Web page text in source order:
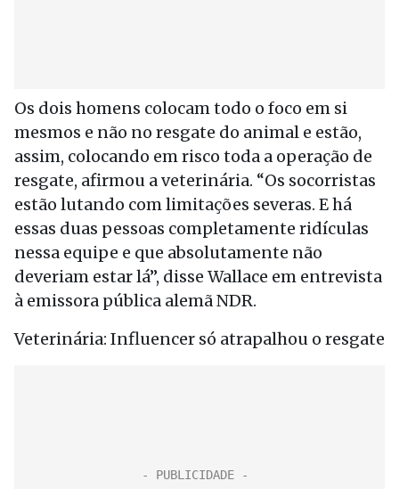
Os dois homens colocam todo o foco em si
mesmos e não no resgate do animal e estão,
assim, colocando em risco toda a operação de
resgate, afirmou a veterinária. “Os socorristas
estão lutando com limitações severas. E há
essas duas pessoas completamente ridículas
nessa equipe e que absolutamente não
deveriam estar lá”, disse Wallace em entrevista
à emissora pública alemã NDR.
Veterinária: Influencer só atrapalhou o resgate